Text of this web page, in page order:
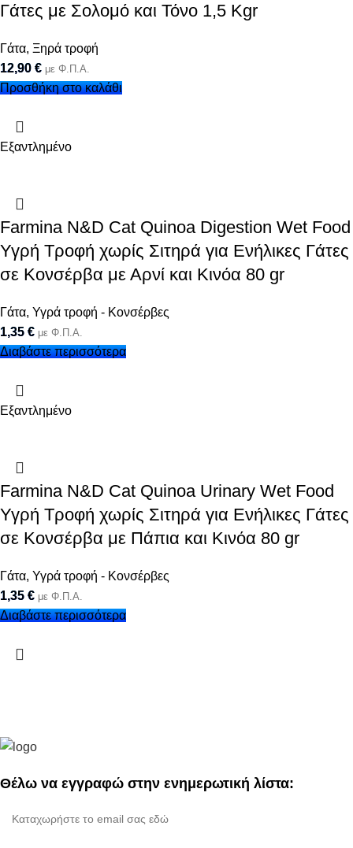
Γάτες με Σολομό και Τόνο 1,5 Kgr
Γάτα, Ξηρά τροφή
12,90 € με Φ.Π.Α.
Προσθήκη στο καλάθι
Εξαντλημένο
Farmina N&D Cat Quinoa Digestion Wet Food
Υγρή Τροφή χωρίς Σιτηρά για Ενήλικες Γάτες
σε Κονσέρβα με Αρνί και Κινόα 80 gr
Γάτα, Υγρά τροφή - Κονσέρβες
1,35 € με Φ.Π.Α.
Διαβάστε περισσότερα
Εξαντλημένο
Farmina N&D Cat Quinoa Urinary Wet Food
Υγρή Τροφή χωρίς Σιτηρά για Ενήλικες Γάτες
σε Κονσέρβα με Πάπια και Κινόα 80 gr
Γάτα, Υγρά τροφή - Κονσέρβες
1,35 € με Φ.Π.Α.
Διαβάστε περισσότερα
Θέλω να εγγραφώ στην ενημερωτική λίστα: